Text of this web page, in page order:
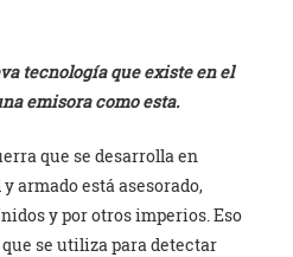
tecnología que existe en el
emisora como esta.
que se desarrolla en
armado está asesorado,
y por otros imperios. Eso
se utiliza para detectar